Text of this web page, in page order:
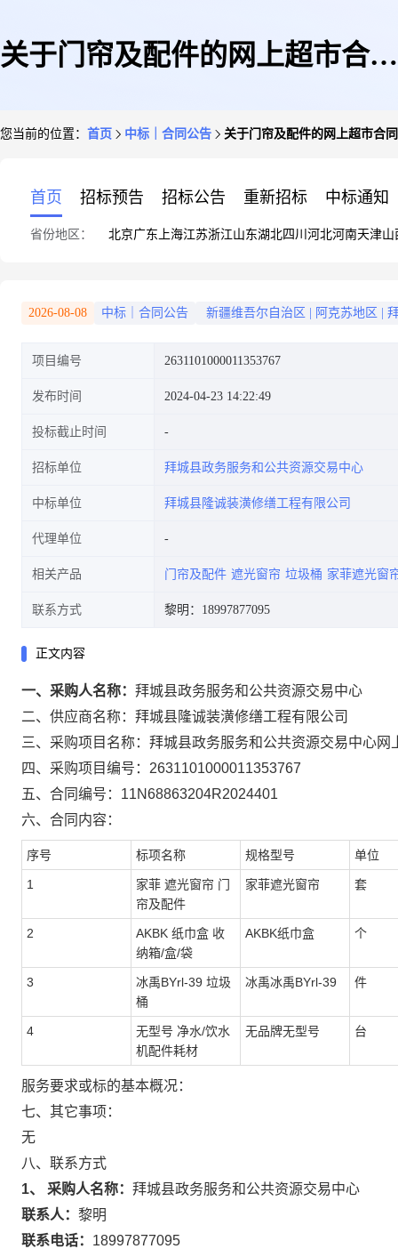
关于门帘及配件的网上超市合同
您当前的位置： 首页 中标｜合同公告 关于门帘及配件的网上超市合
首页 招标预告 招标公告 重新招标 中标通知
省份地区： 北京广东 上海江苏浙江山东湖北四川 河北河南天津山
2026-08-08 中标｜合同公告 新疆维吾尔自治区 阿克苏地区
项目编号 2631101000011353767
发布时间 2024-04-23 14:22:49
投标截止时间
招标单位 拜城县政务服务和公共资源交易中心
中标单位 拜城县隆诚装潢修缮工程有限公司
代理单位
相关产品 门帘及配件 遮光窗帘 垃圾桶 家菲遮光窗
联系方式 黎明：18997877095
正文内容
一、采购人名称： 拜城县政务服务和公共资源交易中心
二、供应商名称： 拜城县隆诚装潢修缮工程有限公司
三、采购项目名称： 拜城县政务服务和公共资源交易中心网
四、采购项目编号： 2631101000011353767
五、合同编号： 11N68863204R2024401
六、合同内容：
序号 标项名称 规格型号 单位
1
家菲 遮光窗帘 门
帘及配件
家菲遮光窗帘 套
2
AKBK 纸巾盒 收
纳箱/盒/袋
AKBK纸巾盒 个
3
冰禹BYrl-39 垃圾
桶
冰禹冰禹BYrl-39 件
4
无型号 净水/饮水
机配件耗材
无品牌无型号 台
服务要求或标的基本概况：
七、其它事项：
无
八、联系方式
1、 采购人名称： 拜城县政务服务和公共资源交易中心
联系人： 黎明
联系电话： 18997877095